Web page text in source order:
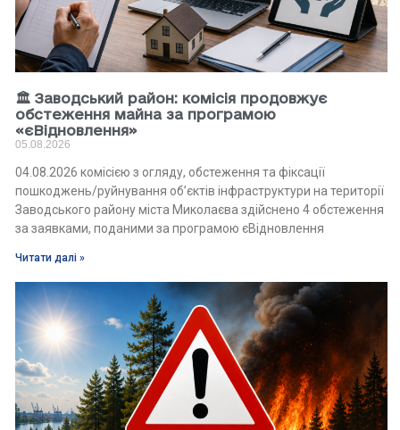
🏛 Заводський район: комісія продовжує
обстеження майна за програмою
«єВідновлення»
05.08.2026
04.08.2026 комісією з огляду, обстеження та фіксації
пошкоджень/руйнування об’єктів інфраструктури на території
Заводського району міста Миколаєва здійснено 4 обстеження
за заявками, поданими за програмою єВідновлення
Читати далі »